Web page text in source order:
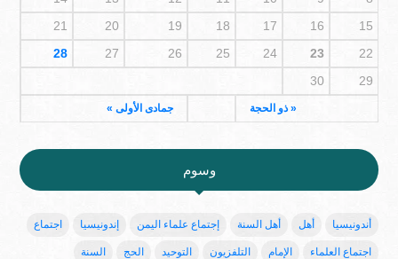
« ذو الحجة جمادى الأولى »
15
16
17
18
19
20
21
22
23
24
25
26
27
28
29
30
وسوم
أندونيسيا أهل أهل السنة إجتماع علماء اليمن إندونيسيا اجتماع
اجتماع العلماء الإمام التلفزيون التوحيد الحج السنة